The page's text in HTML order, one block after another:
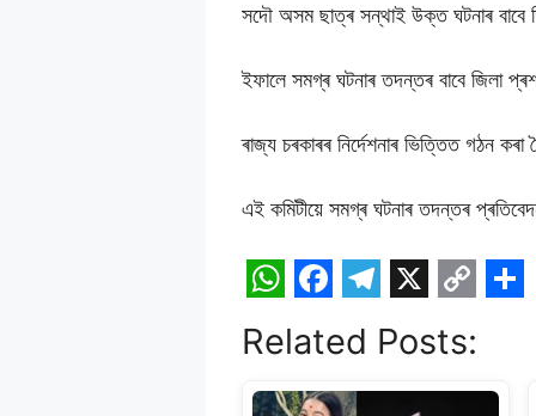
সদৌ অসম ছাত্ৰ সন্থাই উক্ত ঘটনাৰ বাবে
ইফালে সমগ্ৰ ঘটনাৰ তদন্তৰ বাবে জিলা
ৰাজ্য চৰকাৰৰ নিৰ্দেশনাৰ ভিত্তিত গঠন কৰা
এই কমিটীয়ে সমগ্ৰ ঘটনাৰ তদন্তৰ
h
a
a
c
e
l
o
p a
Related Posts: